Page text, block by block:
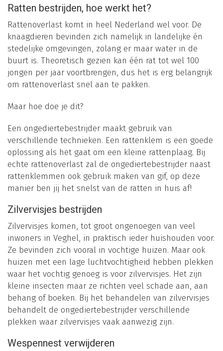
Ratten bestrijden, hoe werkt het?
Rattenoverlast komt in heel Nederland wel voor. De
knaagdieren bevinden zich namelijk in landelijke én
stedelijke omgevingen, zolang er maar water in de
buurt is. Theoretisch gezien kan één rat tot wel 100
jongen per jaar voortbrengen, dus het is erg belangrijk
om rattenoverlast snel aan te pakken.
Maar hoe doe je dit?
Een ongediertebestrijder maakt gebruik van
verschillende technieken. Een rattenklem is een goede
oplossing als het gaat om een kleine rattenplaag. Bij
echte rattenoverlast zal de ongediertebestrijder naast
rattenklemmen ook gebruik maken van gif, op deze
manier ben jij het snelst van de ratten in huis af!
Zilvervisjes bestrijden
Zilvervisjes komen, tot groot ongenoegen van veel
inwoners in Veghel, in praktisch ieder huishouden voor.
Ze bevinden zich vooral in vochtige huizen. Maar ook
huizen met een lage luchtvochtigheid hebben plekken
waar het vochtig genoeg is voor zilvervisjes. Het zijn
kleine insecten maar ze richten veel schade aan, aan
behang of boeken. Bij het behandelen van zilvervisjes
behandelt de ongediertebestrijder verschillende
plekken waar zilvervisjes vaak aanwezig zijn.
Wespennest verwijderen